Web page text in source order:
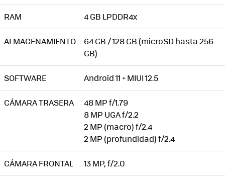
RAM 4 GB LPDDR4x
ALMACENAMIENTO
64 GB / 128 GB (microSD hasta 256
GB)
SOFTWARE Android 11 + MIUI 12.5
CÁMARA TRASERA
48 MP f/1.79
8 MP UGA f/2.2
2 MP (macro) f/2.4
2 MP (profundidad) f/2.4
CÁMARA FRONTAL 13 MP, f/2.0